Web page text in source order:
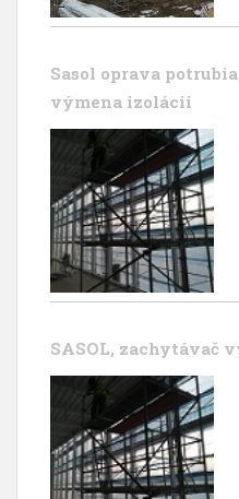
Sasol oprava
výmena izolácii
SASOL, zachytávač